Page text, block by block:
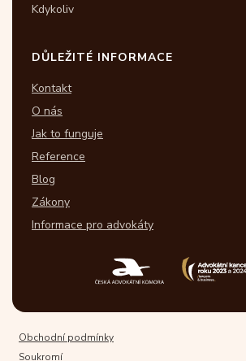
Kdykoliv
DŮLEŽITÉ INFORMACE
Kontakt
O nás
Jak to funguje
Reference
Blog
Zákony
Informace pro advokáty
Obchodní podmínky
Soukromí